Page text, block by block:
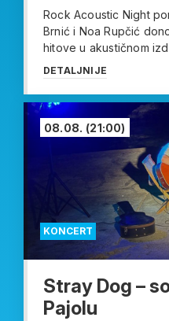
Rock Acoustic Night
Brnić i Noa Rupčić
hitove u akustičnom
DETALJNIJE
KONCERT
08.08. (21:00)
Stray Dog –
Pajolu